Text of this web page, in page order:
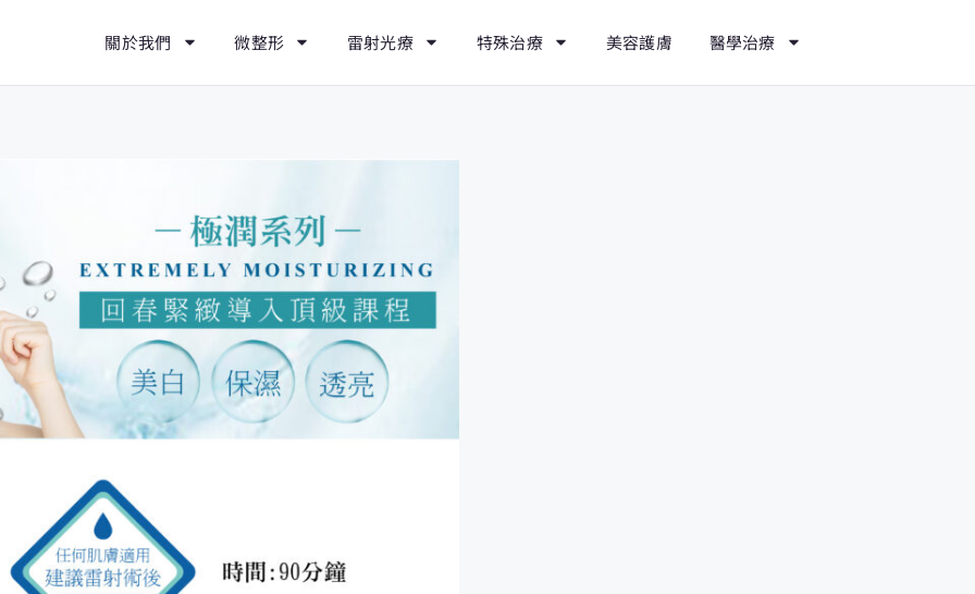
關於我們 微整形 雷射光療 特殊治療 美容護膚 醫學治療